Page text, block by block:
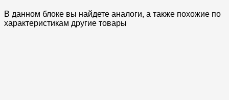
В данном блоке вы найдете аналоги, а также похожие по
характеристикам другие товары